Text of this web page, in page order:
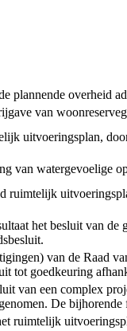
plannende overheid
van
uitvoeringsplan,
van watergevoelige
ruimtelijk
het besluit van
van de Raad
tot goedkeuring
van een complex
De
ruimtelijk